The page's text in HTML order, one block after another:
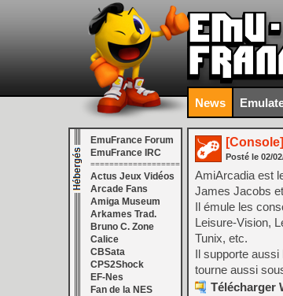
News
EmuFrance Forum
EmuFrance IRC
===================
Actus Jeux Vidéos
Arcade Fans
Amiga Museum
Arkames Trad.
Bruno C. Zone
Calice
CBSata
CPS2Shock
EF-Nes
Fan de la NES
[Console]
Posté le 02/
AmiArcadia est
James Jacobs
Il émule les
Leisure-Vision,
Tunix, etc.
Il supporte aussi
tourne aussi
Télécharger